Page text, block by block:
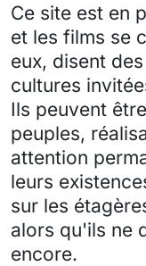
Ce site est en
et les films se
eux, disent
cultures
Ils peuvent
peuples,
attention
leurs
sur les
alors qu'ils ne
encore.